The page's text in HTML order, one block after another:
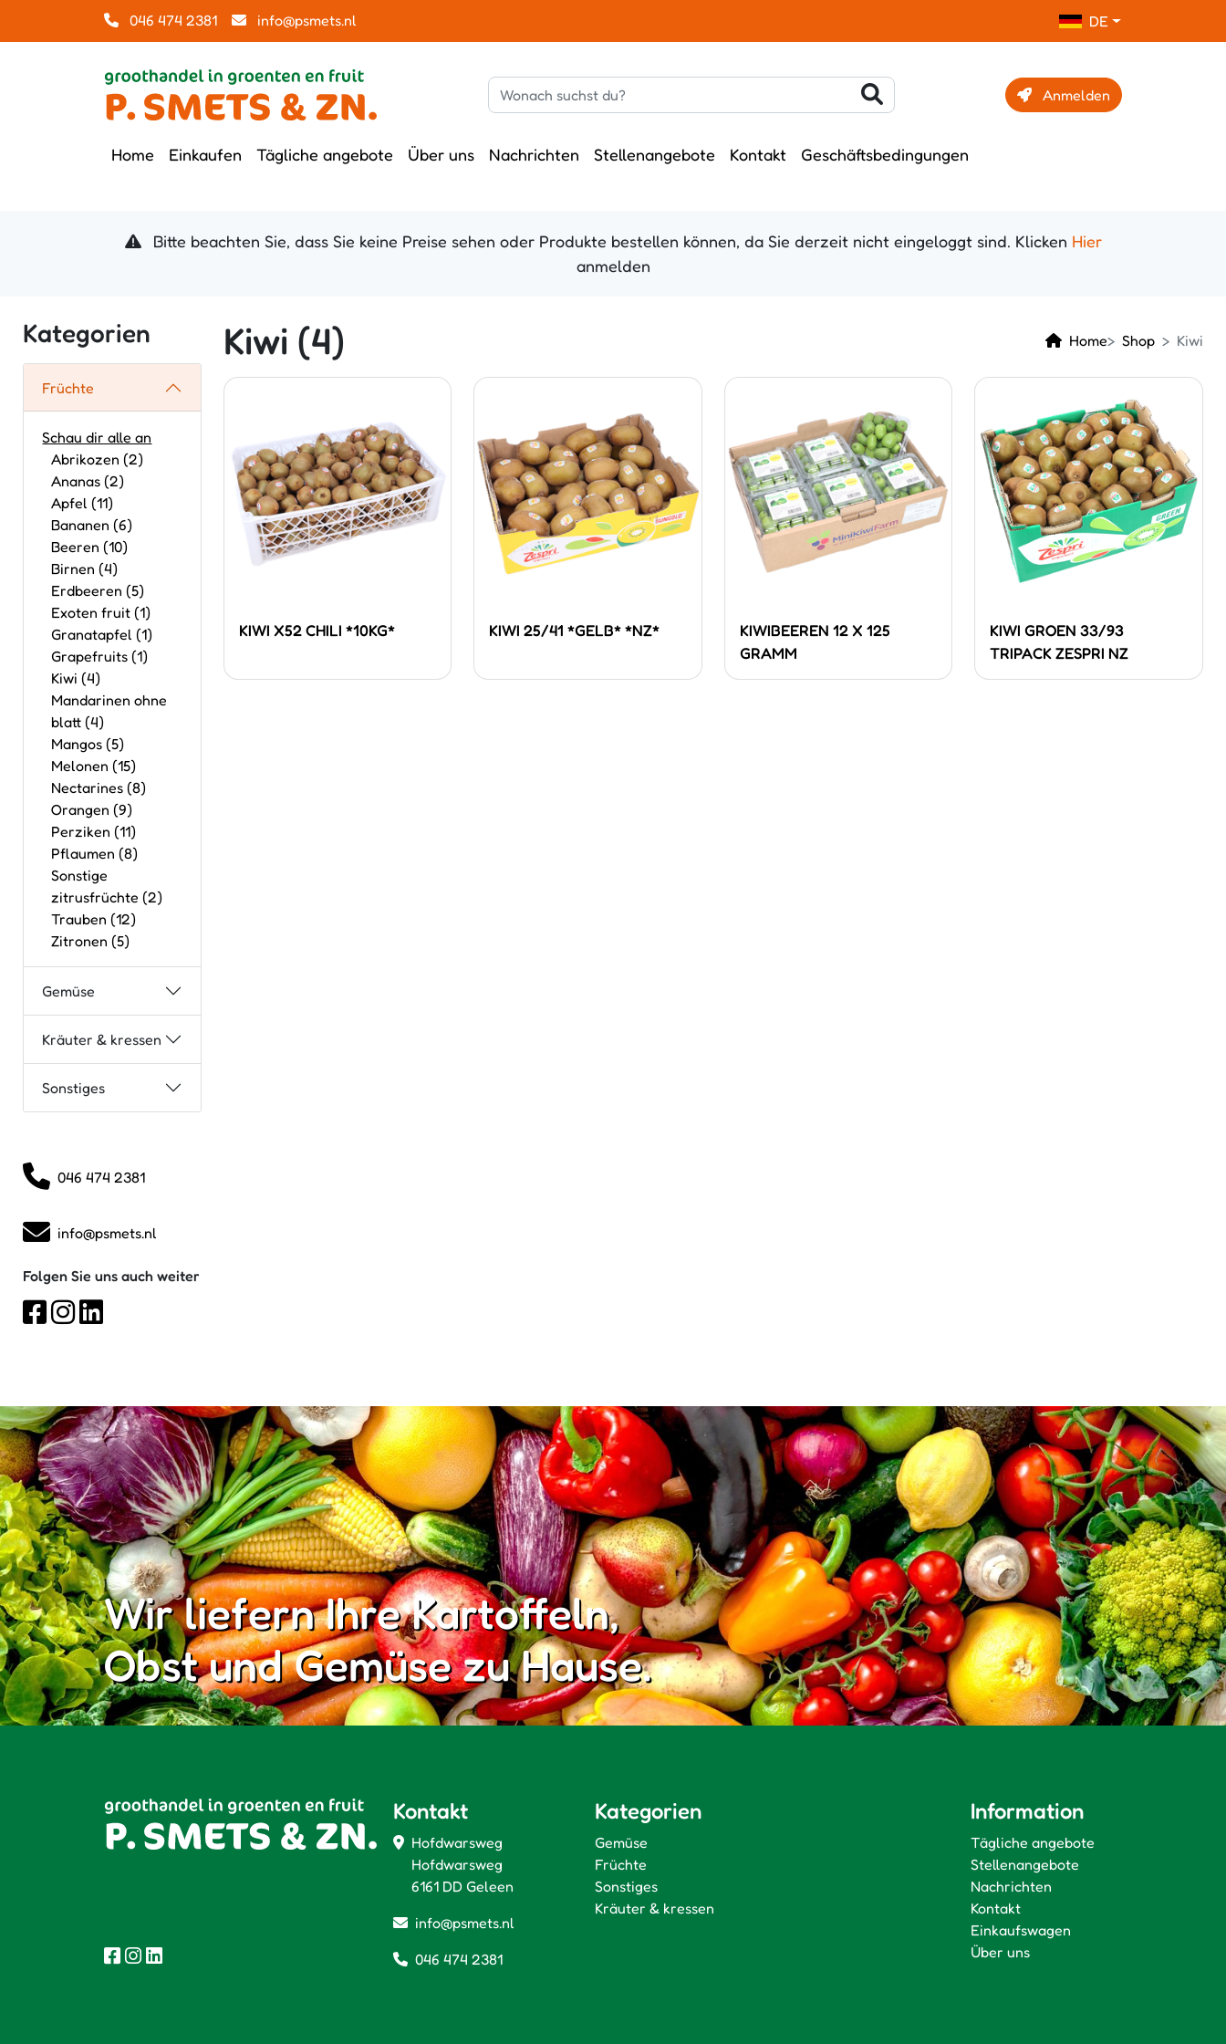
046 474 2381 info@psmets.nl DE
Anmelden
Home Einkaufen Tägliche angebote Über uns Nachrichten Stellenangebote Kontakt Geschäftsbedingungen
Bitte beachten Sie, dass Sie keine Preise sehen oder Produkte bestellen können, da Sie derzeit nicht eingeloggt sind. Klicken Hier
anmelden
Kategorien
Früchte
Schau dir alle an
Abrikozen (2)
Ananas (2)
Apfel (11)
Bananen (6)
Beeren (10)
Birnen (4)
Erdbeeren (5)
Exoten fruit (1)
Granatapfel (1)
Grapefruits (1)
Kiwi (4)
Mandarinen ohne
blatt (4)
Mangos (5)
Melonen (15)
Nectarines (8)
Orangen (9)
Perziken (11)
Pflaumen (8)
Sonstige
zitrusfrüchte (2)
Trauben (12)
Zitronen (5)
Gemüse
Kräuter & kressen
Sonstiges
046 474 2381
info@psmets.nl
Folgen Sie uns auch weiter
Kiwi (4) Home Shop Kiwi
KIWI X52 CHILI *10KG* KIWI 25/41 *GELB* *NZ*
KIWIBEEREN 12 X 125
GRAMM
KIWI GROEN 33/93
TRIPACK ZESPRI NZ
Wir liefern Ihre Kartoffeln,
Obst und Gemüse zu Hause.
Kontakt
Hofdwarsweg
Hofdwarsweg
6161 DD Geleen
info@psmets.nl
046 474 2381
Kategorien
Gemüse
Früchte
Sonstiges
Kräuter & kressen
Information
Tägliche angebote
Stellenangebote
Nachrichten
Kontakt
Einkaufswagen
Über uns